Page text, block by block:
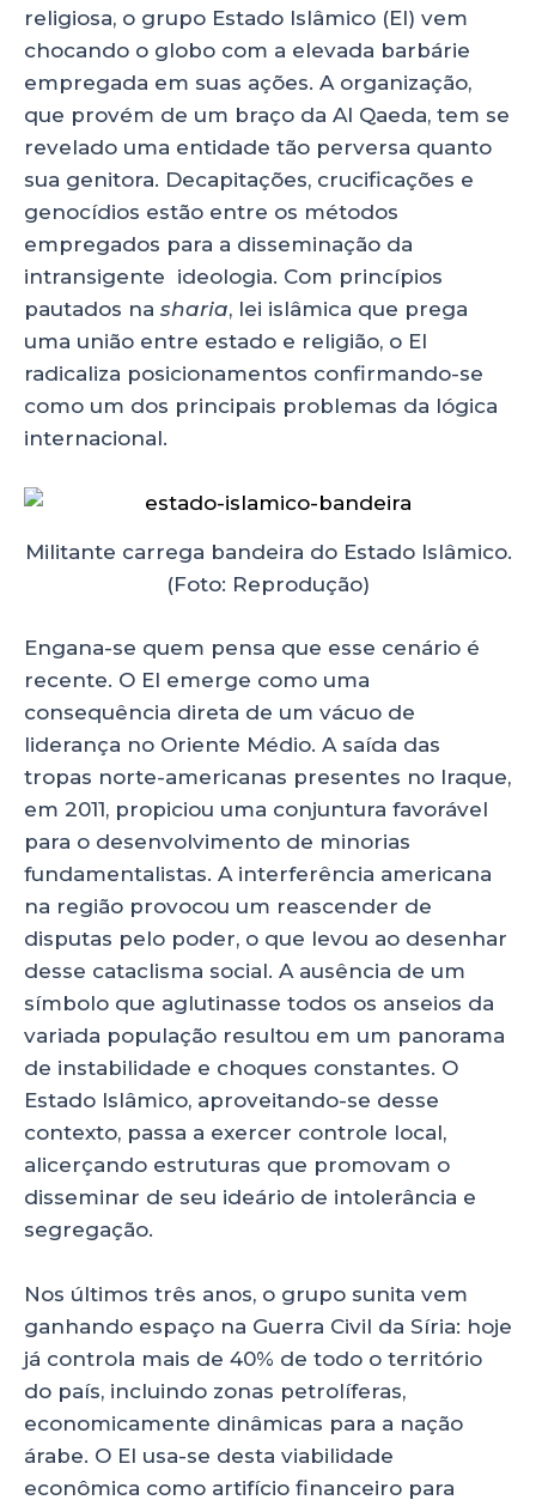
religiosa, o grupo Estado Islâmico (EI) vem
chocando o globo com a elevada barbárie
empregada em suas ações. A organização,
que provém de um braço da Al Qaeda, tem se
revelado uma entidade tão perversa quanto
sua genitora. Decapitações, crucificações e
genocídios estão entre os métodos
empregados para a disseminação da
intransigente ideologia. Com princípios
pautados na sharia, lei islâmica que prega
uma união entre estado e religião, o EI
radicaliza posicionamentos confirmando-se
como um dos principais problemas da lógica
internacional.
Militante carrega bandeira do Estado Islâmico.
(Foto: Reprodução)
Engana-se quem pensa que esse cenário é
recente. O EI emerge como uma
consequência direta de um vácuo de
liderança no Oriente Médio. A saída das
tropas norte-americanas presentes no Iraque,
em 2011, propiciou uma conjuntura favorável
para o desenvolvimento de minorias
fundamentalistas. A interferência americana
na região provocou um reascender de
disputas pelo poder, o que levou ao desenhar
desse cataclisma social. A ausência de um
símbolo que aglutinasse todos os anseios da
variada população resultou em um panorama
de instabilidade e choques constantes. O
Estado Islâmico, aproveitando-se desse
contexto, passa a exercer controle local,
alicerçando estruturas que promovam o
disseminar de seu ideário de intolerância e
segregação.
Nos últimos três anos, o grupo sunita vem
ganhando espaço na Guerra Civil da Síria: hoje
já controla mais de 40% de todo o território
do país, incluindo zonas petrolíferas,
economicamente dinâmicas para a nação
árabe. O EI usa-se desta viabilidade
econômica como artifício financeiro para